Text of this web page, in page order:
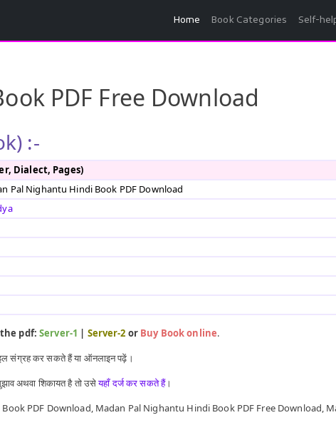
Home Book Categories Self-
PDF Free Download
:-
Dialect, Pages)
Pal Nighantu Hindi Book PDF Download
the pdf:Server-1 | Server-2 or Buy Book online.
संग्रह कर सकते हैं या ऑनलाइन पढ़ें।
अथवा शिकायत है तो उसेयहाँ दर्ज कर सकते हैं।
PDF Download, Madan Pal Nighantu Hindi Book PDF Free Download,